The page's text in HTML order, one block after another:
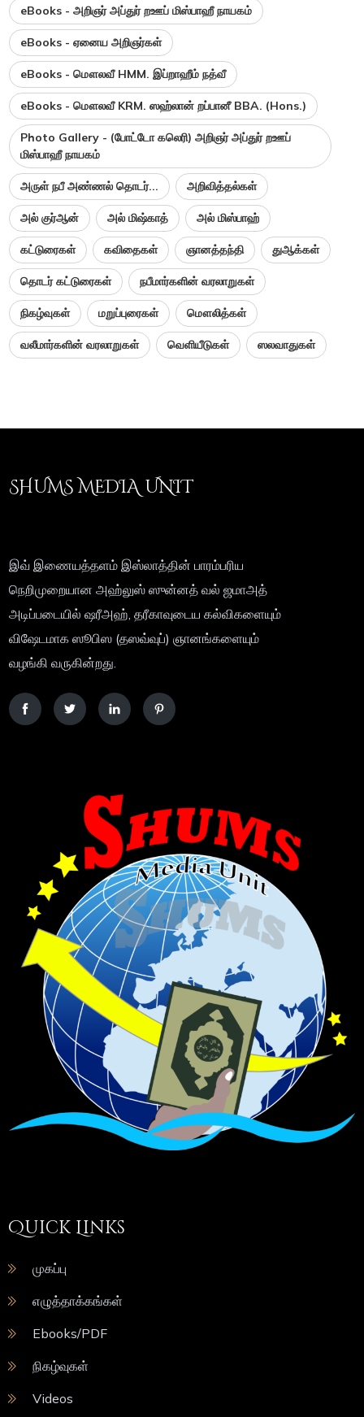
eBooks - அறிஞர் அப்துர் றஊப் மிஸ்பாஹீ நாயகம்
eBooks - ஏனைய அறிஞர்கள்
eBooks - மௌலவீ HMM. இப்றாஹீம் நத்வீ
eBooks - மௌலவீ KRM. ஸஹ்லான் றப்பானீ BBA. (Hons.)
Photo Gallery - (போட்டோ கலெரி) அறிஞர் அப்துர் றஊப்
மிஸ்பாஹீ நாயகம்
அருள் நபீ அண்ணல் தொடர்... அறிவித்தல்கள்
அல் குர்ஆன் அல் மிஷ்காத் அல் மிஸ்பாஹ்
கட்டுரைகள் கவிதைகள் ஞானத்தந்தி துஆக்கள்
தொடர் கட்டுரைகள் நபீமார்களின் வரலாறுகள்
நிகழ்வுகள் மறுப்புரைகள் மௌலித்கள்
வலீமார்களின் வரலாறுகள் வெளியீடுகள் ஸலவாதுகள்
SHUMS MEDIA UNIT
இவ் இணையத்தளம் இஸ்லாத்தின் பாரம்பரிய
நெறிமுறையான அஹ்லுஸ் ஸுன்னத் வல் ஜமாஅத்
அடிப்படையில் ஷரீஅஹ், தரீகாவுடைய கல்விகளையும்
விஷேடமாக ஸூபிஸ (தஸவ்வுப்) ஞானங்களையும்
வழங்கி வருகின்றது.
Quick Links
முகப்பு
எழுத்தாக்கங்கள்
Ebooks/PDF
நிகழ்வுகள்
Videos